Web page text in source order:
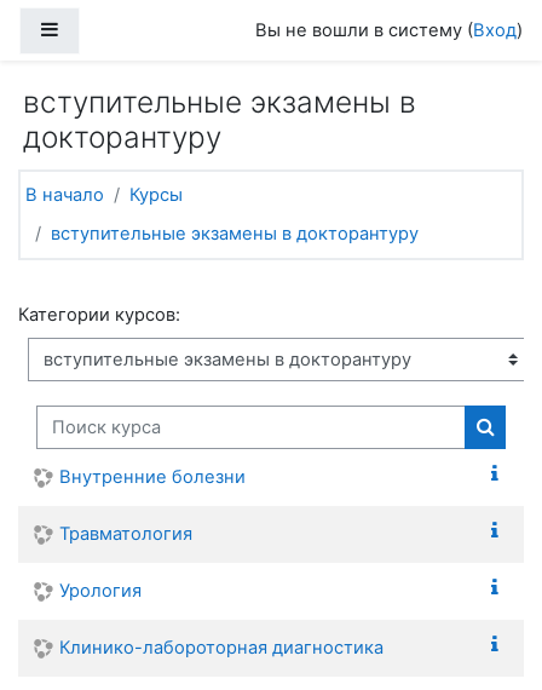
Вы не вошли в систему (Вход)
вступительные экзамены в
докторантуру
В начало
Курсы
вступительные экзамены в докторантуру
Категории курсов:
Поиск курса
Поиск
Внутренние болезни
Травматология
Урология
Клинико-лабороторная диагностика